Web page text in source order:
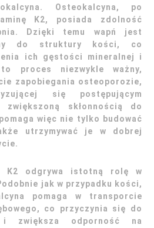
Osteokalcyna, po
K2, posiada zdolność
Dzięki temu wapń jest
do struktury kości, co
ich gęstości mineralnej i
proces niezwykle ważny,
zapobiegania osteoporozie,
się postępującym
skłonnością do
więc nie tylko budować
utrzymywać je w dobrej
K2 odgrywa istotną rolę w
jak w przypadku kości,
pomaga w transporcie
co przyczynia się do
i zwiększa odporność na